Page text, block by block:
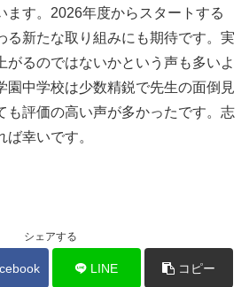
ます。2026年度からスタートする
る新たな取り組みにも期待です。実
がるのではないかという声も多いよ
園中学校は少数精鋭で先生の面倒見
も評価の高い声が多かったです。志
幸いです。
シェアする
LINE コピー